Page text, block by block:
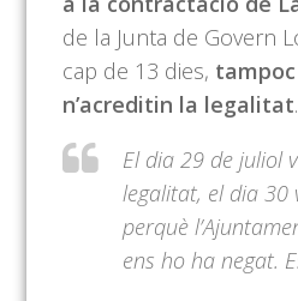
de la Junta de Govern
cap de 13 dies,
n’acreditin la legalitat.
El dia 29 de juliol
legalitat, el dia 30
perquè
ens ho ha negat.